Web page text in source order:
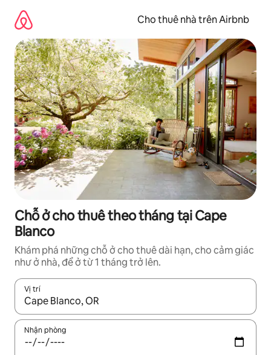
dung
Cho thuê nhà trên Airbnb
Chỗ ở cho thuê theo tháng tại Cape
Blanco
Khám phá những chỗ ở cho thuê dài hạn, cho cảm giác
như ở nhà, để ở từ 1 tháng trở lên.
Vị trí
Khi có kết quả, hãy điều hướng bằng phím mũi tên lên và
Nhận phòng